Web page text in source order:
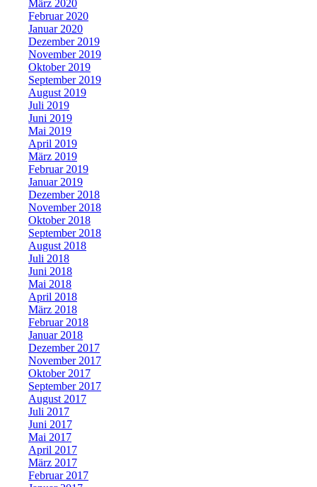
März 2020
Februar 2020
Januar 2020
Dezember 2019
November 2019
Oktober 2019
September 2019
August 2019
Juli 2019
Juni 2019
Mai 2019
April 2019
März 2019
Februar 2019
Januar 2019
Dezember 2018
November 2018
Oktober 2018
September 2018
August 2018
Juli 2018
Juni 2018
Mai 2018
April 2018
März 2018
Februar 2018
Januar 2018
Dezember 2017
November 2017
Oktober 2017
September 2017
August 2017
Juli 2017
Juni 2017
Mai 2017
April 2017
März 2017
Februar 2017